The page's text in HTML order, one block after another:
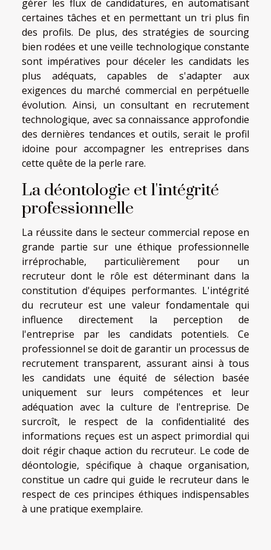
gérer les flux de candidatures, en automatisant
certaines tâches et en permettant un tri plus fin
des profils. De plus, des stratégies de sourcing
bien rodées et une veille technologique constante
sont impératives pour déceler les candidats les
plus adéquats, capables de s'adapter aux
exigences du marché commercial en perpétuelle
évolution. Ainsi, un consultant en recrutement
technologique, avec sa connaissance approfondie
des dernières tendances et outils, serait le profil
idoine pour accompagner les entreprises dans
cette quête de la perle rare.
La déontologie et l'intégrité
professionnelle
La réussite dans le secteur commercial repose en
grande partie sur une éthique professionnelle
irréprochable, particulièrement pour un
recruteur dont le rôle est déterminant dans la
constitution d'équipes performantes. L'intégrité
du recruteur est une valeur fondamentale qui
influence directement la perception de
l'entreprise par les candidats potentiels. Ce
professionnel se doit de garantir un processus de
recrutement transparent, assurant ainsi à tous
les candidats une équité de sélection basée
uniquement sur leurs compétences et leur
adéquation avec la culture de l'entreprise. De
surcroît, le respect de la confidentialité des
informations reçues est un aspect primordial qui
doit régir chaque action du recruteur. Le code de
déontologie, spécifique à chaque organisation,
constitue un cadre qui guide le recruteur dans le
respect de ces principes éthiques indispensables
à une pratique exemplaire.